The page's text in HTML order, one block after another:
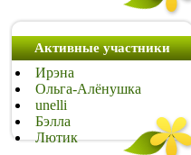
Активные участники
Ирэна
Ольга-Алёнушка
unelli
Бэлла
Лютик